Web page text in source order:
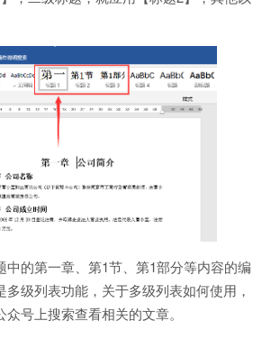
中的第一章、第1节、第1部分等内容的编
级列表功能，关于多级列表如何使用，
号上搜索查看相关的文章。